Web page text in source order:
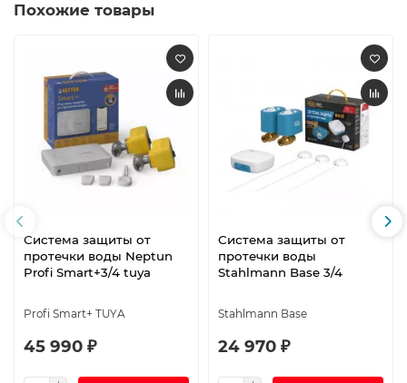
Похожие товары
Система защиты от
протечки воды Neptun
Profi Smart+3/4 tuya
Profi Smart+ TUYA
45 990 ₽
Система защиты от
протечки воды
Stahlmann Base 3/4
Stahlmann Base
24 970 ₽